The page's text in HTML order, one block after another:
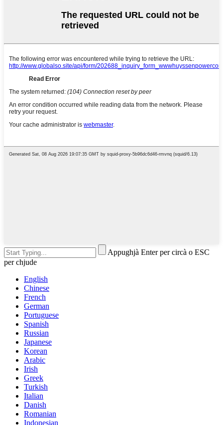
Appughjà Enter per circà o ESC
per chjude
English
Chinese
French
German
Portuguese
Spanish
Russian
Japanese
Korean
Arabic
Irish
Greek
Turkish
Italian
Danish
Romanian
Indonesian